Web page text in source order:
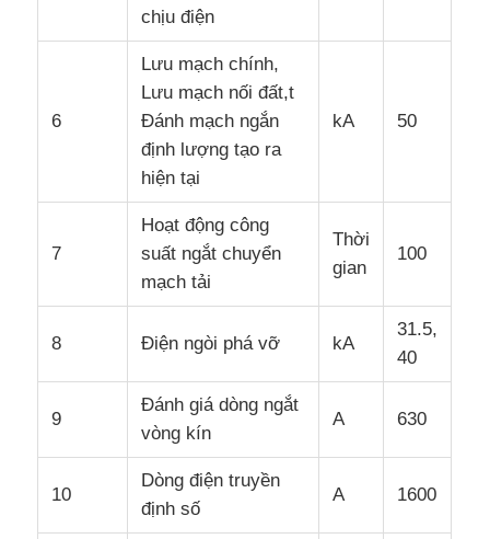
chịu điện
6
Lưu mạch chính,
Lưu mạch nối đất,t
Đánh mạch ngắn
định lượng tạo ra
hiện tại
kA 50
7
Hoạt động công
suất ngắt chuyển
mạch tải
Thời
gian
100
8 Điện ngòi phá vỡ kA
31.5,
40
9
Đánh giá dòng ngắt
vòng kín
A 630
10
Dòng điện truyền
định số
A 1600